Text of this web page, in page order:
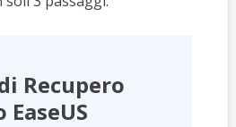
Recupero